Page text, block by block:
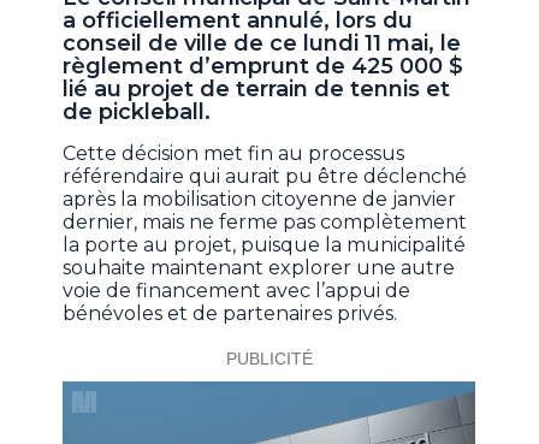
a officiellement annulé, lors du
conseil de ville de ce lundi 11 mai, le
règlement d’emprunt de 425 000 $
lié au projet de terrain de tennis et
de pickleball.
Cette décision met fin au processus
référendaire qui aurait pu être déclenché
après la mobilisation citoyenne de janvier
dernier, mais ne ferme pas complètement
la porte au projet, puisque la municipalité
souhaite maintenant explorer une autre
voie de financement avec l’appui de
bénévoles et de partenaires privés.